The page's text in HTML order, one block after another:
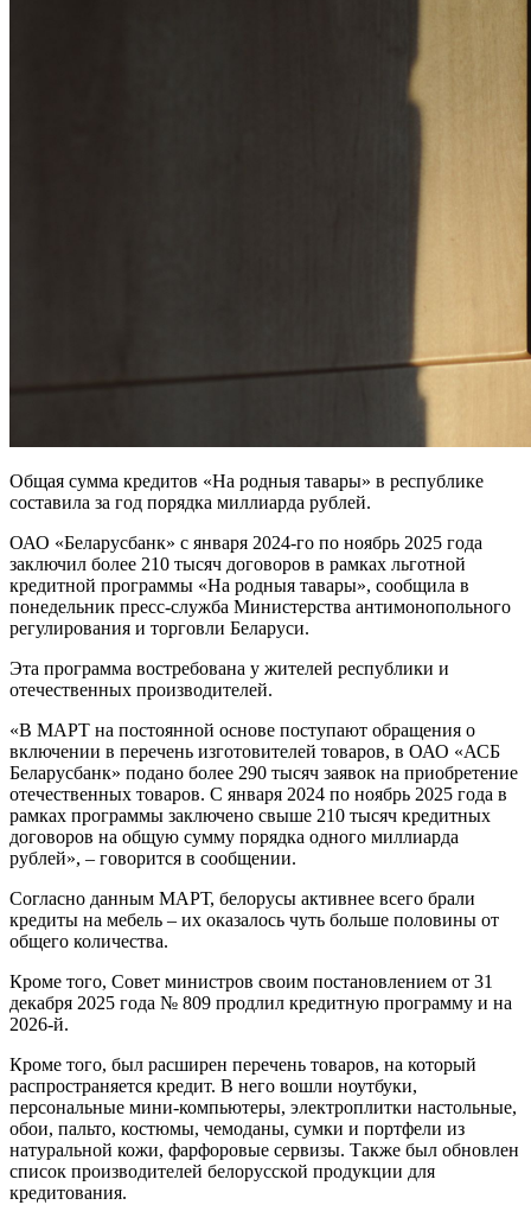
Общая сумма кредитов «На родныя тавары» в республике
составила за год порядка миллиарда рублей.
ОАО «Беларусбанк» с января 2024-го по ноябрь 2025 года
заключил более 210 тысяч договоров в рамках льготной
кредитной программы «На родныя тавары», сообщила в
понедельник пресс-служба Министерства антимонопольного
регулирования и торговли Беларуси.
Эта программа востребована у жителей республики и
отечественных производителей.
«В МАРТ на постоянной основе поступают обращения о
включении в перечень изготовителей товаров, в ОАО «АСБ
Беларусбанк» подано более 290 тысяч заявок на приобретение
отечественных товаров. С января 2024 по ноябрь 2025 года в
рамках программы заключено свыше 210 тысяч кредитных
договоров на общую сумму порядка одного миллиарда
рублей», – говорится в сообщении.
Согласно данным МАРТ, белорусы активнее всего брали
кредиты на мебель – их оказалось чуть больше половины от
общего количества.
Кроме того, Совет министров своим постановлением от 31
декабря 2025 года № 809 продлил кредитную программу и на
2026-й.
Кроме того, был расширен перечень товаров, на который
распространяется кредит. В него вошли ноутбуки,
персональные мини-компьютеры, электроплитки настольные,
обои, пальто, костюмы, чемоданы, сумки и портфели из
натуральной кожи, фарфоровые сервизы. Также был обновлен
список производителей белорусской продукции для
кредитования.